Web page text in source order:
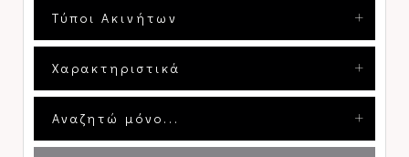
Τύποι Ακινήτων
Χαρακτηριστικά
Αναζητώ μόνο...